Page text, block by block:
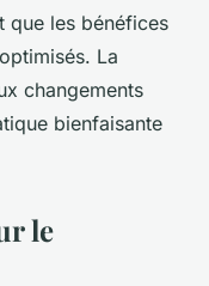
que les bénéfices
La
changements
bienfaisante
le